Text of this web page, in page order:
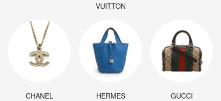
VUITTON
CHANEL HERMES GUCCI